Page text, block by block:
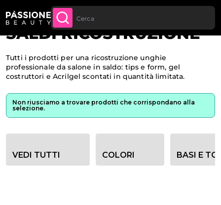
Spedizione gratuita per tutti gli ordini sopra
ai 70€
Briciole di pane
Home Saldi
SALDI RICOSTRUZIONE
Tutti i prodotti per una ricostruzione unghie
professionale da salone in saldo: tips e form, gel
costruttori e Acrilgel scontati in quantità limitata.
Non riusciamo a trovare prodotti che corrispondano alla
selezione.
Opzioni filtro categoria
VEDI TUTTI COLORI BASI E